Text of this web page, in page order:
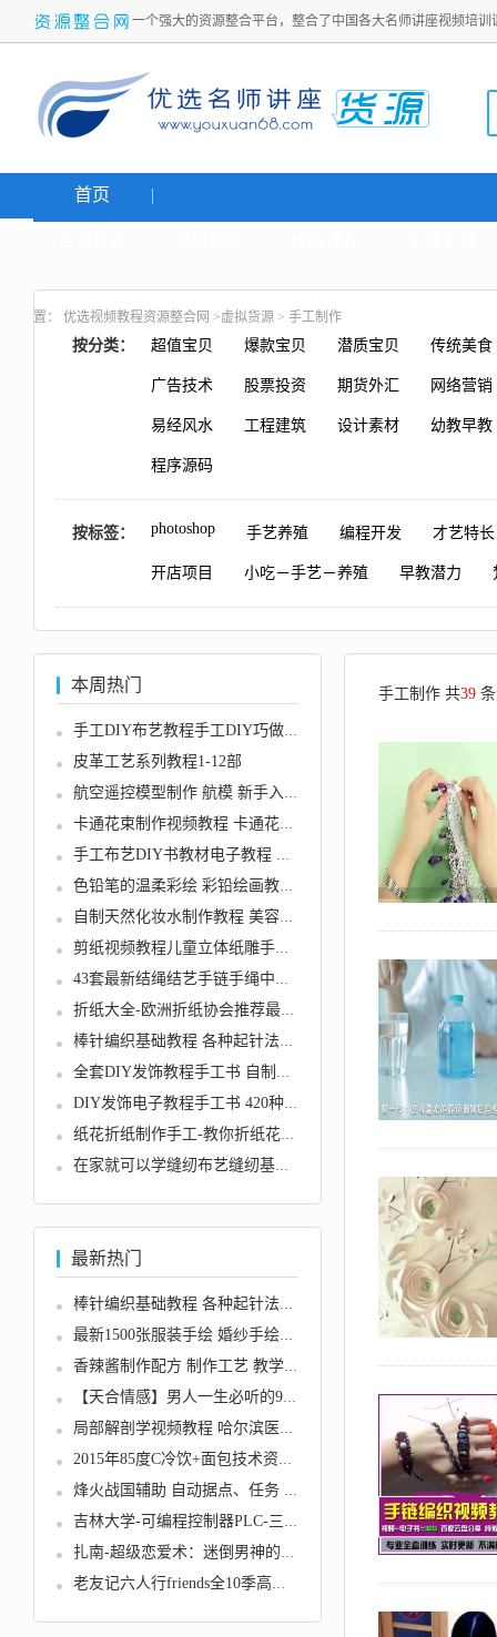
一个强大的资源整合平台，整合了中国各大名师讲座视频培
首页
置： 优选视频教程资源整合网 >虚拟货源 > 手工制作
按分类： 超值宝贝 爆款宝贝 潜质宝贝 传统美食
广告技术 股票投资 期货外汇 网络营销
易经风水 工程建筑 设计素材 幼教早教
程序源码
按标签： photoshop 手艺养殖 编程开发 才艺特长
开店项目 小吃－手艺－养殖 早教潜力
本周热门
手工DIY布艺教程手工DIY巧做窗帘...
皮革工艺系列教程1-12部
航空遥控模型制作 航模 新手入门...
卡通花束制作视频教程 卡通花束－...
手工布艺DIY书教材电子教程 爱上...
色铅笔的温柔彩绘 彩铅绘画教程 ...
自制天然化妆水制作教程 美容化妆...
剪纸视频教程儿童立体纸雕手工制...
43套最新结绳结艺手链手绳中国结...
折纸大全-欧洲折纸协会推荐最佳折...
棒针编织基础教程 各种起针法及缝...
全套DIY发饰教程手工书 自制丝带...
DIY发饰电子教程手工书 420种韩国...
纸花折纸制作手工-教你折纸花朵教...
在家就可以学缝纫布艺缝纫基础入...
最新热门
棒针编织基础教程 各种起针法及缝...
最新1500张服装手绘 婚纱手绘手稿...
香辣酱制作配方 制作工艺 教学DV...
【天合情感】男人一生必听的9节课...
局部解剖学视频教程 哈尔滨医科大...
2015年85度C冷饮+面包技术资料全...
烽火战国辅助 自动据点、任务 秒...
吉林大学-可编程控制器PLC-三菱F...
扎南-超级恋爱术：迷倒男神的“绿...
老友记六人行friends全10季高清 ...
手工制作 共39